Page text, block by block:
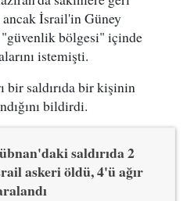
İsrail'in Güney
bölgesi" içinde
istemişti.
bir saldırıda bir kişinin
bildirdi.
saldırıda 2
askeri öldü, 4'ü ağır